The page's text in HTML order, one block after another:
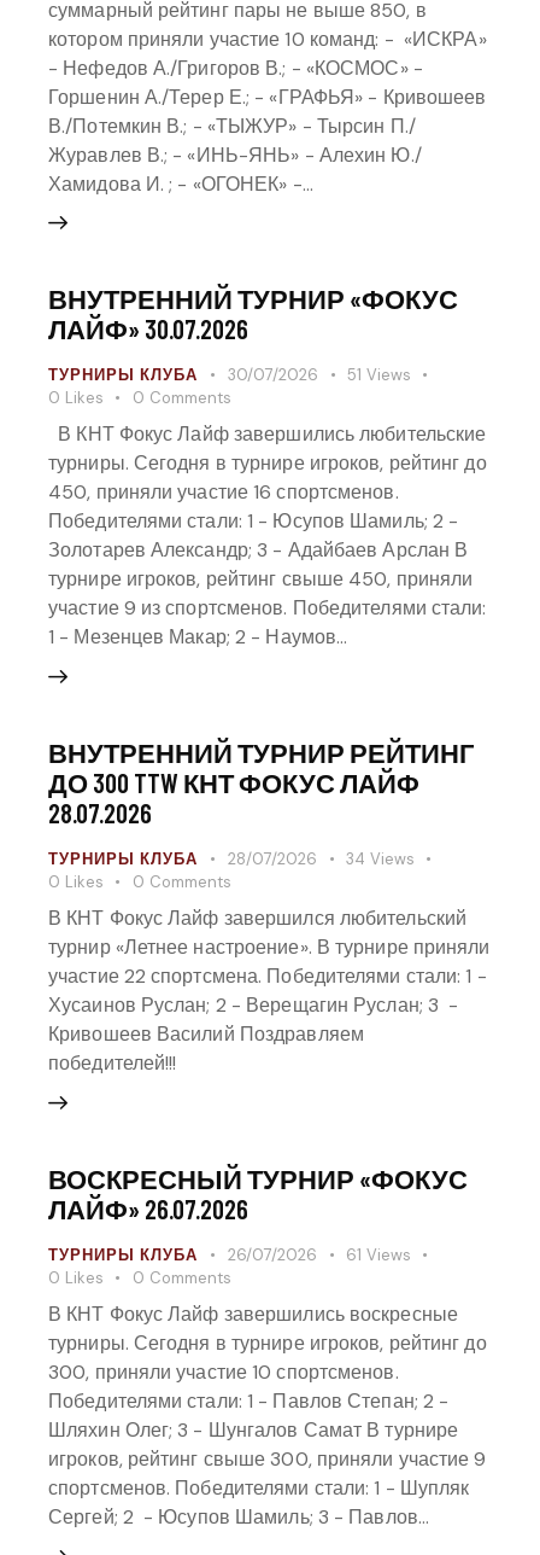
суммарный рейтинг пары не выше 850, в
котором приняли участие 10 команд: - ⁠ «ИСКРА»
- Нефедов А./Григоров В.; - «КОСМОС» -
Горшенин А./Терер Е.; - «ГРАФЬЯ» - Кривошеев
В./Потемкин В.; - «ТЫЖУР» - Тырсин П./
Журавлев В.; - «ИНЬ-ЯНЬ» - Алехин Ю./
Хамидова И. ; - «ОГОНЕК» -…
ВНУТРЕННИЙ ТУРНИР «ФОКУС
ЛАЙФ» 30.07.2026
ТУРНИРЫ КЛУБА 30/07/2026 51 Views
0 Likes 0 Comments
В КНТ Фокус Лайф завершились любительские
турниры. Сегодня в турнире игроков, рейтинг до
450, приняли участие 16 спортсменов.
Победителями стали: 1 - Юсупов Шамиль; 2 -
Золотарев Александр; 3 - Адайбаев Арслан В
турнире игроков, рейтинг свыше 450, приняли
участие 9 из спортсменов. Победителями стали:
1 - Мезенцев Макар; 2 - Наумов…
ВНУТРЕННИЙ ТУРНИР РЕЙТИНГ
ДО 300 TTW КНТ ФОКУС ЛАЙФ
28.07.2026
ТУРНИРЫ КЛУБА 28/07/2026 34 Views
0 Likes 0 Comments
В КНТ Фокус Лайф завершился любительский
турнир «Летнее настроение». В турнире приняли
участие 22 спортсмена. Победителями стали: 1 -
Хусаинов Руслан; 2 - Верещагин Руслан; 3 -
Кривошеев Василий Поздравляем
победителей!!!
ВОСКРЕСНЫЙ ТУРНИР «ФОКУС
ЛАЙФ» 26.07.2026
ТУРНИРЫ КЛУБА 26/07/2026 61 Views
0 Likes 0 Comments
В КНТ Фокус Лайф завершились воскресные
турниры. Сегодня в турнире игроков, рейтинг до
300, приняли участие 10 спортсменов.
Победителями стали: 1 - Павлов Степан; 2 -
Шляхин Олег; 3 - Шунгалов Самат В турнире
игроков, рейтинг свыше 300, приняли участие 9
спортсменов. Победителями стали: 1 - Шупляк
Сергей; 2 - Юсупов Шамиль; 3 - Павлов…